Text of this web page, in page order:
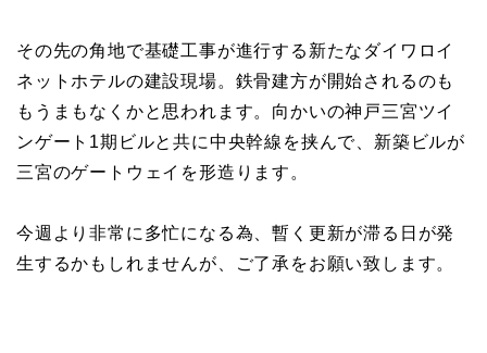
その先の角地で基礎工事が進行する新たなダイワロイ
ネットホテルの建設現場。鉄骨建方が開始されるのも
もうまもなくかと思われます。向かいの神戸三宮ツイ
ンゲート1期ビルと共に中央幹線を挟んで、新築ビルが
三宮のゲートウェイを形造ります。
今週より非常に多忙になる為、暫く更新が滞る日が発
生するかもしれませんが、ご了承をお願い致します。